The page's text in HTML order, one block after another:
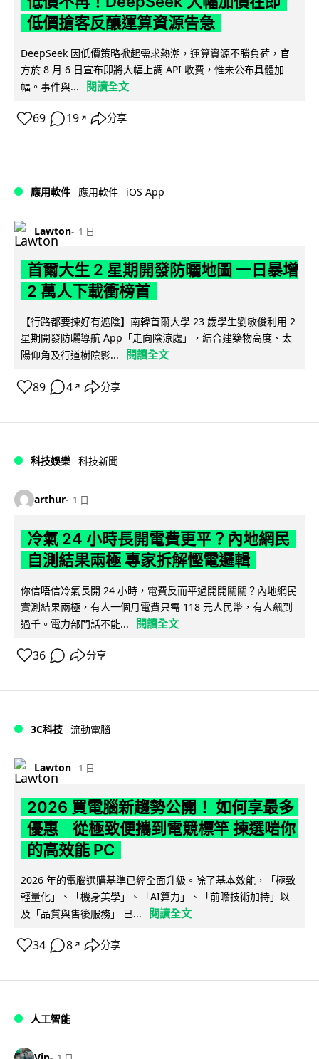
低價搶客反釀運算資源告急
DeepSeek 因低價策略掀起需求熱潮，運算資源不勝負荷，官
方於 8 月 6 日宣布即將大幅上調 API 收費，惟未公布具體加
幅。事件與...
閱讀全文
69 19 ↗ 分享
應用軟件 應用軟件 iOS App
Lawton 1 日
首爾大生 2 星期開發防曬地圖 一日暴增
2 萬人下載衝榜首
【行路都要揀好有遮陰】南韓首爾大學 23 歲學生劉敏俊利用 2
星期開發防曬導航 App「走向陰涼處」，結合建築物高度、太
陽仰角及行道樹陰影...
閱讀全文
89 4 ↗ 分享
科技娛樂 科技新聞
arthur 1 日
冷氣 24 小時長開電費更平？內地網民
自測結果兩極 專家拆解慳電邏輯
你信唔信冷氣長開 24 小時，電費反而平過開開關關？內地網民
實測結果兩極，有人一個月電費只需 118 元人民幣，有人飆到
過千。電力部門話不能...
閱讀全文
36 分享
3C科技 流動電腦
Lawton 1 日
2026 買電腦新趨勢公開！ 如何享最多
優惠 從極致便攜到電競標竿 揀選啱你
的高效能 PC
2026 年的電腦選購基準已經全面升級。除了基本效能，「極致
輕量化」、「機身美學」、「AI算力」、「前瞻技術加持」以
及「品質與售後服務」 已...
閱讀全文
34 8 ↗ 分享
人工智能